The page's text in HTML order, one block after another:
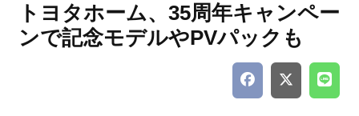
トヨタホーム、35周年キャンペー
ンで記念モデルやPVパックも